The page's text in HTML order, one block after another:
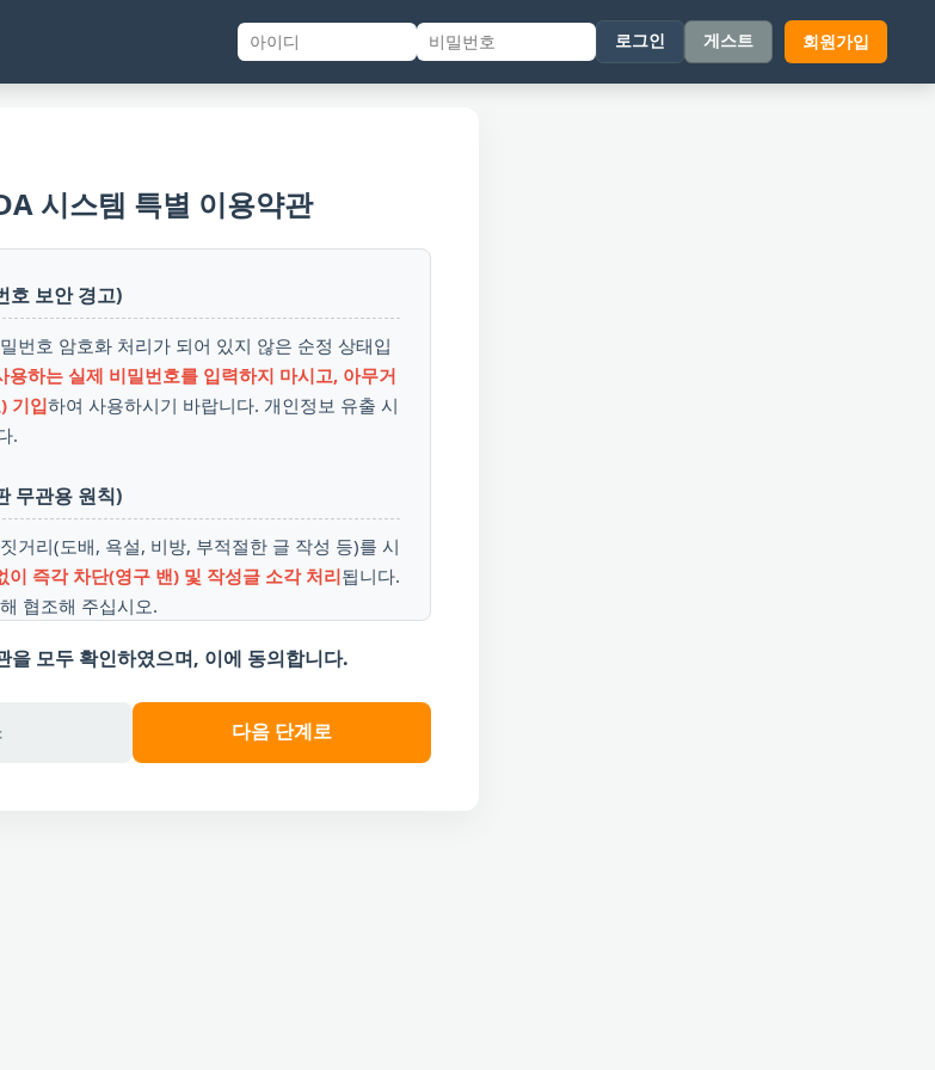
로그인 게스트 회원가입
시스템 특별 이용약관
호 보안 경고)
번호 암호화 처리가 되어 있지 않은 순정 상태입
용하는 실제 비밀번호를 입력하지 마시고, 아무거
기입하여 사용하시기 바랍니다. 개인정보 유출 시
.
무관용 원칙)
거리(도배, 욕설, 비방, 부적절한 글 작성 등)를 시
이 즉각 차단(영구 밴) 및 작성글 소각 처리됩니다.
협조해 주십시오.
구축 및 소유 문의)
시스템은 단순한 게시판을 넘어 앞으로 포털
천 시스템 등으로 무한히 진화할 예정 입니다. 이
을 모두 확인하였으며, 이에 동의합니다.
다음 단계로